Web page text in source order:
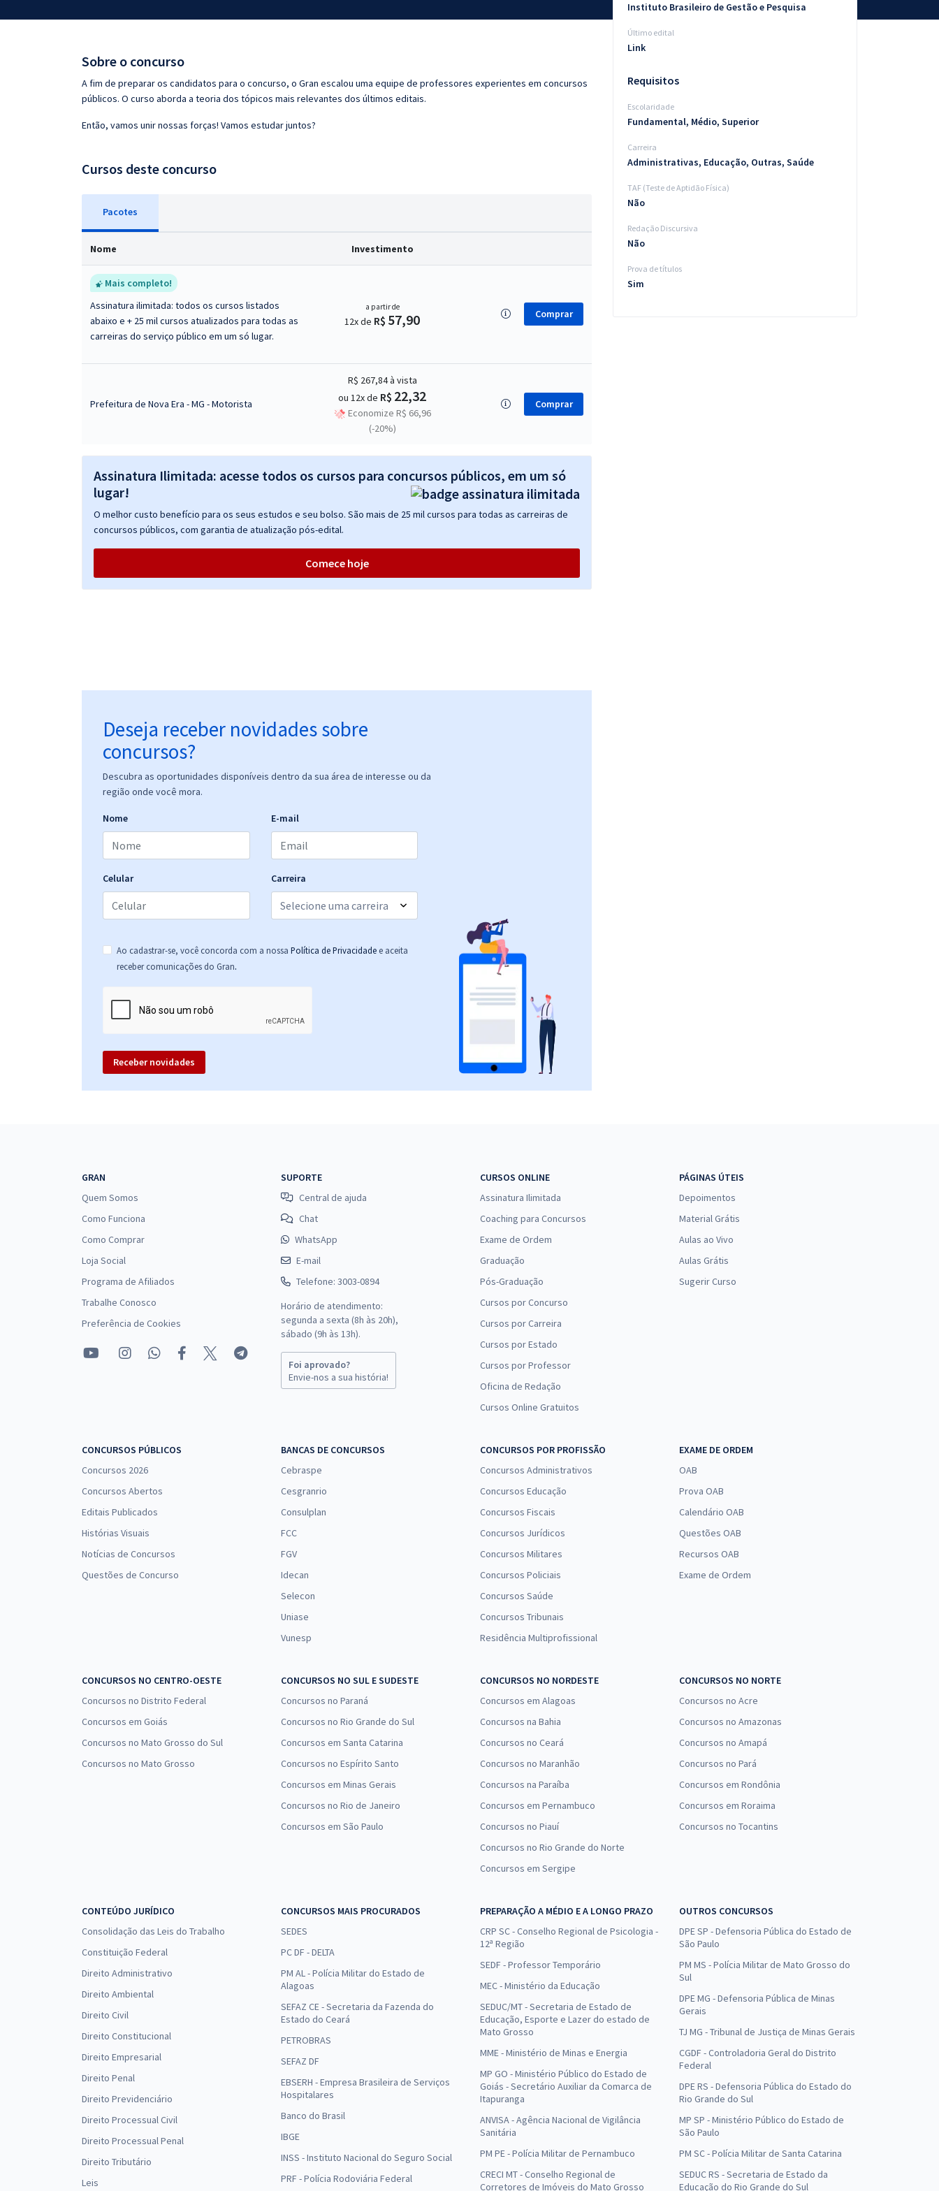
Conteúdo gratuito
Sobre o concurso
A fim de preparar os candidatos para o concurso, o Gran escalou uma equipe de professores experientes em concursos
públicos. O curso aborda a teoria dos tópicos mais relevantes dos últimos editais.
Então, vamos unir nossas forças! Vamos estudar juntos?
Cursos deste concurso
Pacotes
Nome Investimento
Mais completo!
Assinatura ilimitada: todos os cursos listados
abaixo e + 25 mil cursos atualizados para todas as
carreiras do serviço público em um só lugar.
a partir de
12x de R$ 57,90 Comprar
Prefeitura de Nova Era - MG - Motorista
R$ 267,84à vista
ou 12x de R$ 22,32
Economize R$ 66,96
(-20%)
Comprar
Assinatura Ilimitada: acesse todos os cursos para concursos públicos, em um só
lugar!
O melhor custo benefício para os seus estudos e seu bolso. São mais de 25 mil cursos para todas as carreiras de
concursos públicos, com garantia de atualização pós-edital.
Comece hoje
Deseja receber novidades sobre
concursos?
Descubra as oportunidades disponíveis dentro da sua área de interesse ou da
região onde você mora.
Nome E-mail
Celular Carreira
Ao cadastrar-se, você concorda com a nossa Política de Privacidade e aceita
receber comunicações do Gran.
Receber novidades
Instituto Brasileiro de Gestão e Pesquisa
Último edital
Link
Requisitos
Escolaridade
Fundamental, Médio, Superior
Carreira
Administrativas, Educação, Outras, Saúde
TAF (Teste de Aptidão Física)
Não
Redação Discursiva
Não
Prova de títulos
Sim
GRAN
Quem Somos
Como Funciona
Como Comprar
Loja Social
Programa de Afiliados
Trabalhe Conosco
Preferência de Cookies
SUPORTE
Central de ajuda
Chat
WhatsApp
E-mail
Telefone: 3003-0894
Horário de atendimento:
segunda a sexta (8h às 20h),
sábado (9h às 13h).
Foi aprovado?
Envie-nos a sua história!
CURSOS ONLINE
Assinatura Ilimitada
Coaching para Concursos
Exame de Ordem
Graduação
Pós-Graduação
Cursos por Concurso
Cursos por Carreira
Cursos por Estado
Cursos por Professor
Oficina de Redação
Cursos Online Gratuitos
PÁGINAS ÚTEIS
Depoimentos
Material Grátis
Aulas ao Vivo
Aulas Grátis
Sugerir Curso
CONCURSOS PÚBLICOS
Concursos 2026
Concursos Abertos
Editais Publicados
Histórias Visuais
Notícias de Concursos
Questões de Concurso
BANCAS DE CONCURSOS
Cebraspe
Cesgranrio
Consulplan
FCC
FGV
Idecan
Selecon
Uniase
Vunesp
CONCURSOS POR PROFISSÃO
Concursos Administrativos
Concursos Educação
Concursos Fiscais
Concursos Jurídicos
Concursos Militares
Concursos Policiais
Concursos Saúde
Concursos Tribunais
Residência Multiprofissional
EXAME DE ORDEM
OAB
Prova OAB
Calendário OAB
Questões OAB
Recursos OAB
Exame de Ordem
CONCURSOS NO CENTRO-OESTE
Concursos no Distrito Federal
Concursos em Goiás
Concursos no Mato Grosso do Sul
Concursos no Mato Grosso
CONCURSOS NO SUL E SUDESTE
Concursos no Paraná
Concursos no Rio Grande do Sul
Concursos em Santa Catarina
Concursos no Espírito Santo
Concursos em Minas Gerais
Concursos no Rio de Janeiro
Concursos em São Paulo
CONCURSOS NO NORDESTE
Concursos em Alagoas
Concursos na Bahia
Concursos no Ceará
Concursos no Maranhão
Concursos na Paraíba
Concursos em Pernambuco
Concursos no Piauí
Concursos no Rio Grande do Norte
Concursos em Sergipe
CONCURSOS NO NORTE
Concursos no Acre
Concursos no Amazonas
Concursos no Amapá
Concursos no Pará
Concursos em Rondônia
Concursos em Roraima
Concursos no Tocantins
CONTEÚDO JURÍDICO
Consolidação das Leis do Trabalho
Constituição Federal
Direito Administrativo
Direito Ambiental
Direito Civil
Direito Constitucional
Direito Empresarial
Direito Penal
Direito Previdenciário
Direito Processual Civil
Direito Processual Penal
Direito Tributário
Leis
CONCURSOS MAIS PROCURADOS
SEDES
PC DF - DELTA
PM AL - Polícia Militar do Estado de
Alagoas
SEFAZ CE - Secretaria da Fazenda do
Estado do Ceará
PETROBRAS
SEFAZ DF
EBSERH - Empresa Brasileira de Serviços
Hospitalares
Banco do Brasil
IBGE
INSS - Instituto Nacional do Seguro Social
PRF - Polícia Rodoviária Federal
PREPARAÇÃO A MÉDIO E A LONGO PRAZO
CRP SC - Conselho Regional de Psicologia -
12ª Região
SEDF - Professor Temporário
MEC - Ministério da Educação
SEDUC/MT - Secretaria de Estado de
Educação, Esporte e Lazer do estado de
Mato Grosso
MME - Ministério de Minas e Energia
MP GO - Ministério Público do Estado de
Goiás - Secretário Auxiliar da Comarca de
Itapuranga
ANVISA - Agência Nacional de Vigilância
Sanitária
PM PE - Polícia Militar de Pernambuco
CRECI MT - Conselho Regional de
Corretores de Imóveis do Mato Grosso
OUTROS CONCURSOS
DPE SP - Defensoria Pública do Estado de
São Paulo
PM MS - Polícia Militar de Mato Grosso do
Sul
DPE MG - Defensoria Pública de Minas
Gerais
TJ MG - Tribunal de Justiça de Minas Gerais
CGDF - Controladoria Geral do Distrito
Federal
DPE RS - Defensoria Pública do Estado do
Rio Grande do Sul
MP SP - Ministério Público do Estado de
São Paulo
PM SC - Polícia Militar de Santa Catarina
SEDUC RS - Secretaria de Estado da
Educação do Rio Grande do Sul